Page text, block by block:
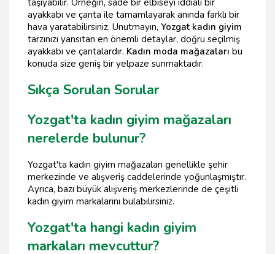
taşıyabilir. Örneğin, sade bir elbiseyi iddialı bir
ayakkabı ve çanta ile tamamlayarak anında farklı bir
hava yaratabilirsiniz. Unutmayın, Yozgat kadın giyim
tarzınızı yansıtan en önemli detaylar, doğru seçilmiş
ayakkabı ve çantalardır. Kadın moda mağazaları bu
konuda size geniş bir yelpaze sunmaktadır.
Sıkça Sorulan Sorular
Yozgat'ta kadın giyim mağazaları
nerelerde bulunur?
Yozgat'ta kadın giyim mağazaları genellikle şehir
merkezinde ve alışveriş caddelerinde yoğunlaşmıştır.
Ayrıca, bazı büyük alışveriş merkezlerinde de çeşitli
kadın giyim markalarını bulabilirsiniz.
Yozgat'ta hangi kadın giyim
markaları mevcuttur?